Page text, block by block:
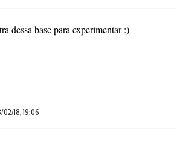
dessa base para experimentar :)
02/18, 19:06